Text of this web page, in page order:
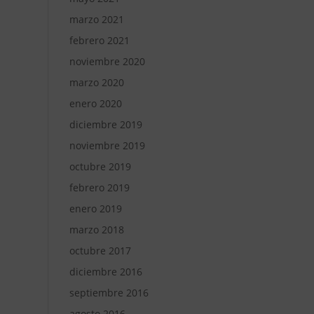
marzo 2021
febrero 2021
noviembre 2020
marzo 2020
enero 2020
diciembre 2019
noviembre 2019
octubre 2019
febrero 2019
enero 2019
marzo 2018
octubre 2017
diciembre 2016
septiembre 2016